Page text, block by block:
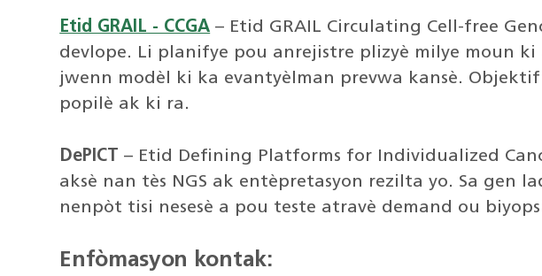
Etid GRAIL - CCGA – Etid GRAIL Circulating Cell-free
devlope. Li planifye pou anrejistre plizyè milye moun
jwenn modèl ki ka evantyèlman prevwa kansè.
popilè ak ki ra.
DePICT – Etid Defining Platforms for Individualized
aksè nan tès NGS ak entèpretasyon rezilta yo. Sa gen
nenpòt tisi nesesè a pou teste atravè demand ou
Enfòmasyon kontak: